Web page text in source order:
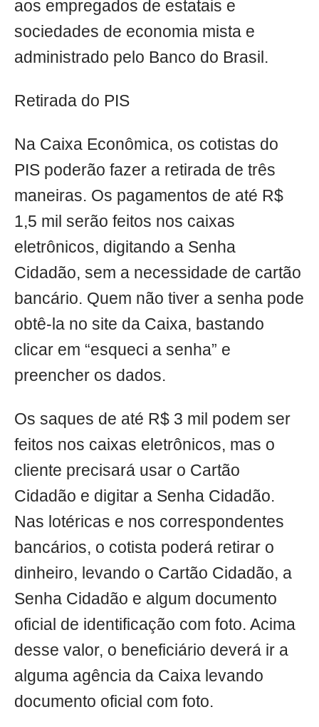
aos empregados de estatais e
sociedades de economia mista e
administrado pelo Banco do Brasil.
Retirada do PIS
Na Caixa Econômica, os cotistas do
PIS poderão fazer a retirada de três
maneiras. Os pagamentos de até R$
1,5 mil serão feitos nos caixas
eletrônicos, digitando a Senha
Cidadão, sem a necessidade de cartão
bancário. Quem não tiver a senha pode
obtê-la no site da Caixa, bastando
clicar em “esqueci a senha” e
preencher os dados.
Os saques de até R$ 3 mil podem ser
feitos nos caixas eletrônicos, mas o
cliente precisará usar o Cartão
Cidadão e digitar a Senha Cidadão.
Nas lotéricas e nos correspondentes
bancários, o cotista poderá retirar o
dinheiro, levando o Cartão Cidadão, a
Senha Cidadão e algum documento
oficial de identificação com foto. Acima
desse valor, o beneficiário deverá ir a
alguma agência da Caixa levando
documento oficial com foto.